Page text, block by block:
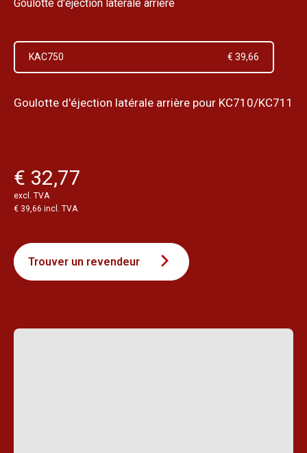
Goulotte d'éjection latérale arrière
KAC750 € 39,66
Goulotte d'éjection latérale arrière pour KC710/KC711
€ 32,77
excl. TVA
€ 39,66 incl. TVA
Trouver un revendeur